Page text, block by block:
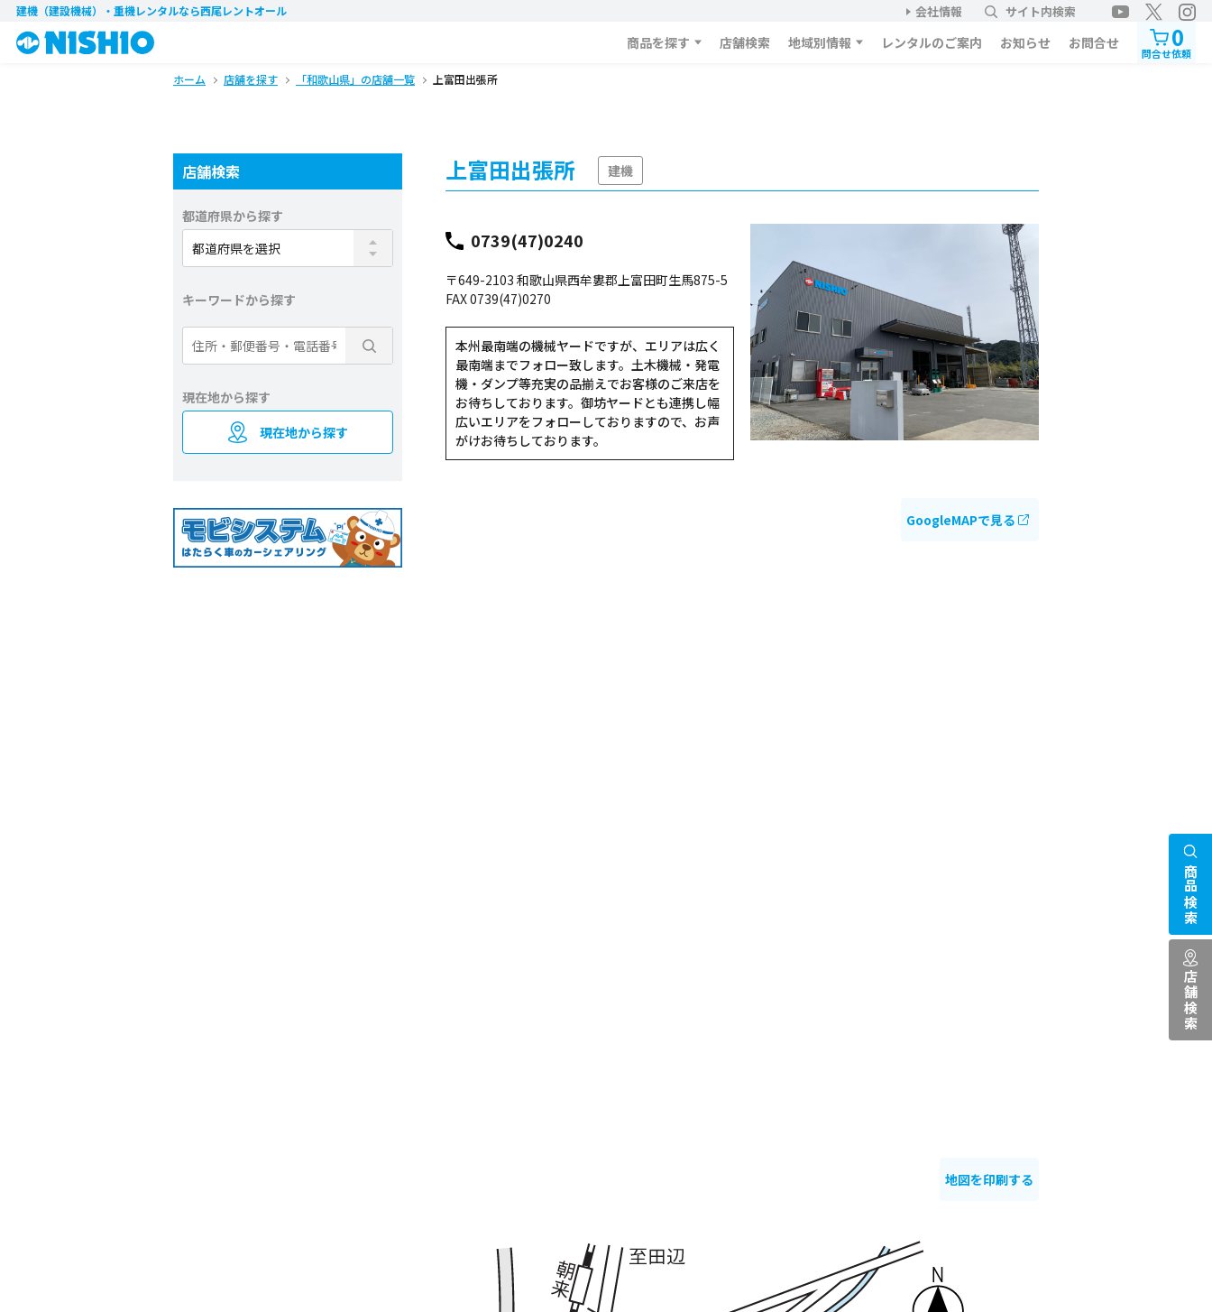
建機（建設機械）・重機レンタルなら西尾レントオール 会社情報 サイト内検索
商品を探す 店舗検索 地域別情報 レンタルのご案内 お知らせ お問合せ 0
問合せ依頼
ホーム 店舗を探す 「和歌山県」の店舗一覧 上富田出張所
上富田出張所 建機
0739(47)0240
〒649-2103 和歌山県西牟婁郡上富田町生馬875-5
FAX 0739(47)0270
本州最南端の機械ヤードですが、エリアは広く
最南端までフォロー致します。土木機械・発電
機・ダンプ等充実の品揃えでお客様のご来店を
お待ちしております。御坊ヤードとも連携し幅
広いエリアをフォローしておりますので、お声
がけお待ちしております。
GoogleMAPで見る
地図を印刷する
店舗検索
都道府県から探す
キーワードから探す
現在地から探す
現在地から探す
商品検索
店舗検索